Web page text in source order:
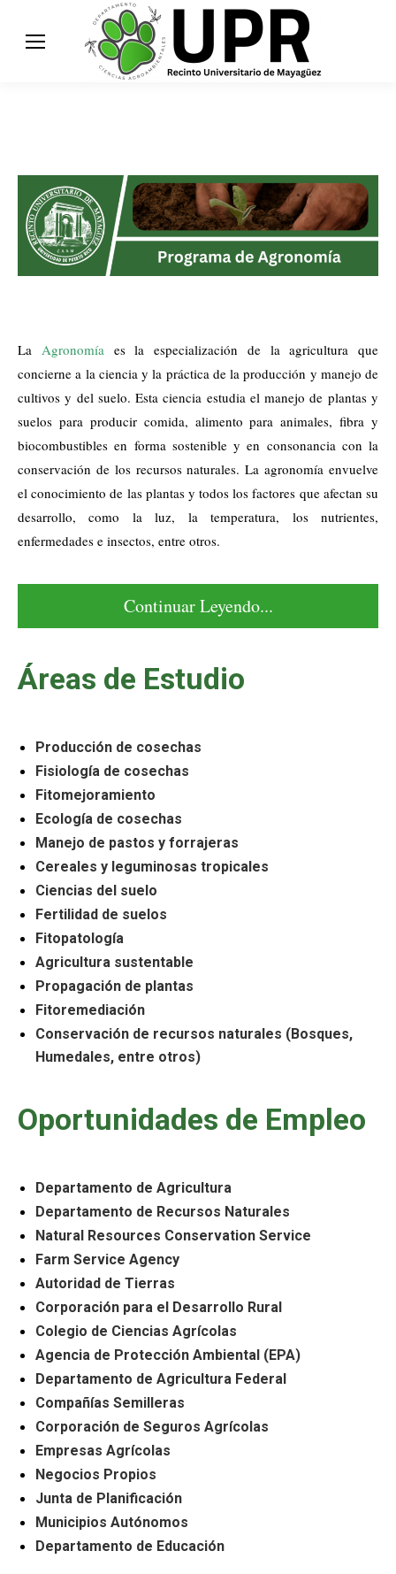
La Agronomía es la especialización de la agricultura que
concierne a la ciencia y la práctica de la producción y manejo de
cultivos y del suelo. Esta ciencia estudia el manejo de plantas y
suelos para producir comida, alimento para animales, fibra y
biocombustibles en forma sostenible y en consonancia con la
conservación de los recursos naturales. La agronomía envuelve
el conocimiento de las plantas y todos los factores que afectan su
desarrollo, como la luz, la temperatura, los nutrientes,
enfermedades e insectos, entre otros.
Continuar Leyendo...
Áreas de Estudio
Producción de cosechas
Fisiología de cosechas
Fitomejoramiento
Ecología de cosechas
Manejo de pastos y forrajeras
Cereales y leguminosas tropicales
Ciencias del suelo
Fertilidad de suelos
Fitopatología
Agricultura sustentable
Propagación de plantas
Fitoremediación
Conservación de recursos naturales (Bosques,
Humedales, entre otros)
Oportunidades de Empleo
Departamento de Agricultura
Departamento de Recursos Naturales
Natural Resources Conservation Service
Farm Service Agency
Autoridad de Tierras
Corporación para el Desarrollo Rural
Colegio de Ciencias Agrícolas
Agencia de Protección Ambiental (EPA)
Departamento de Agricultura Federal
Compañías Semilleras
Corporación de Seguros Agrícolas
Empresas Agrícolas
Negocios Propios
Junta de Planificación
Municipios Autónomos
Departamento de Educación